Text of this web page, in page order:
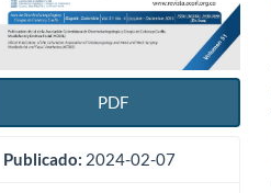
PDF
Publicado: 2024-02-07